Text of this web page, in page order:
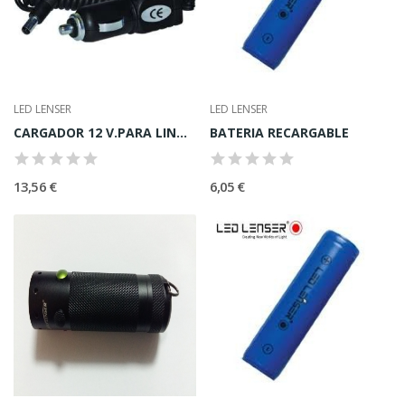
LED LENSER
CARGADOR 12 V.PARA LINTERNA POLICEMAN LED LENSER
13,56 €
LED LENSER
BATERIA RECARGABLE
6,05 €